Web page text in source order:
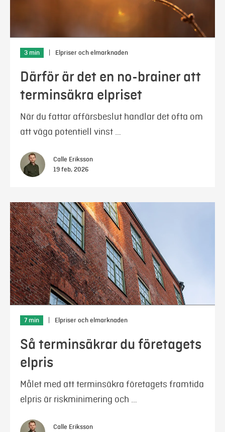
3 min Elpriser och elmarknaden
Därför är det en no-brainer att
terminsäkra elpriset
När du fattar affärsbeslut handlar det ofta om
att väga potentiell vinst …
Calle Eriksson
19 feb, 2026
7 min Elpriser och elmarknaden
Så terminsäkrar du företagets
elpris
Målet med att terminsäkra företagets framtida
elpris är riskminimering och …
Calle Eriksson